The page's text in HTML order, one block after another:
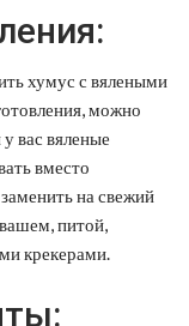
хумус с вялеными
можно
вас вяленые
вместо
на свежий
питой,
крекерами.